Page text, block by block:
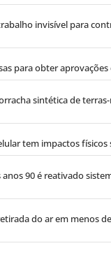
invisível para
para obter
sintética de
tem impactos físicos
90 é reativado
do ar em menos